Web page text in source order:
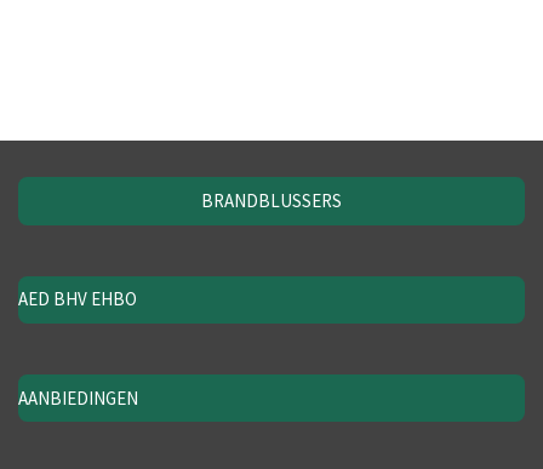
BRANDBLUSSERS
AED BHV EHBO
AANBIEDINGEN